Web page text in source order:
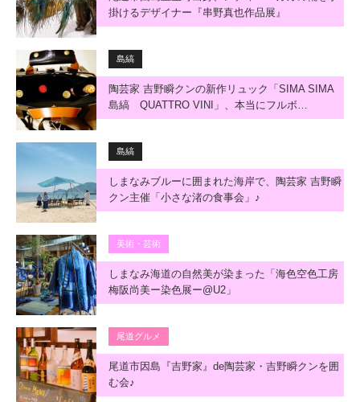
掛けるデザイナー『串野真也作品展』
島縞
陶芸家 吉野瞬クンの新作リュック「SIMA SIMA
島縞 QUATTRO VINI」、本当にフルボ…
島縞
しまなみブルーに囲まれた海岸で、陶芸家 吉野瞬
クン主催「小さな渚の食事会」♪
美術・芸術
しまなみ海道の自然美が染まった「海色空色工房
梅阪尚美ー染色展ー@U2」
尾道グルメ
尾道市因島『吉野家』de陶芸家・吉野瞬クンを囲
む会♪